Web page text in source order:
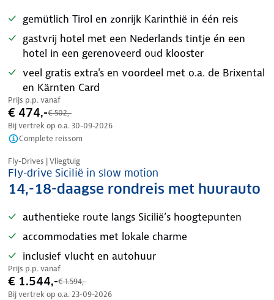
gemütlich Tirol en zonrijk Karinthië in één reis
gastvrij hotel met een Nederlands tintje én een
hotel in een gerenoveerd oud klooster
veel gratis extra's en voordeel met o.a. de Brixental
en Kärnten Card
Prijs p.p. vanaf
€ 474,-€ 502,-
Bij vertrek op o.a. 30-09-2026
Complete reissom
Nazomer korting
Fly-Drives | Vliegtuig
Fly-drive Sicilië in slow motion
14,-18-daagse rondreis met huurauto
authentieke route langs Sicilië’s hoogtepunten
accommodaties met lokale charme
inclusief vlucht en autohuur
Prijs p.p. vanaf
€ 1.544,-€ 1.594,-
Bij vertrek op o.a. 23-09-2026